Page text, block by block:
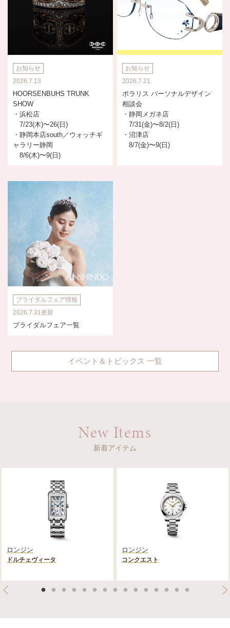
お知らせ
2026.7.13
HOORSENBUHS TRUNK
SHOW
・浜松店
7/23(木)〜26(日)
・静岡本店south／ウォッチギ
ャラリー静岡
8/6(木)〜9(日)
お知らせ
2026.7.21
ポラリス パーソナルデザイン
相談会
・静岡メガネ店
7/31(金)〜8/2(日)
・沼津店
8/7(金)〜9(日)
ブライダルフェア情報
2026.7.31更新
ブライダルフェア一覧
イベント＆トピックス 一覧
New Items
新着アイテム
ロンジン
ドルチェヴィータ
ロンジン
コンクエスト